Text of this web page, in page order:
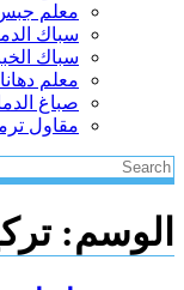
معلم جبس
سباك
سباك
معلم
صباغ
مقاول
الوسم: